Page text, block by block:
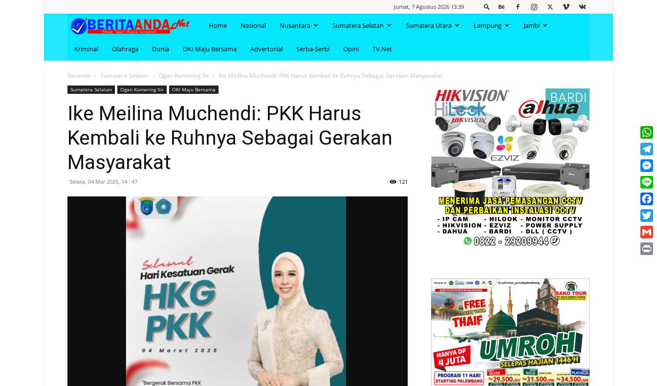
Jumat, 7 Agustus 2026 13:39
BERITAANDA.NET
Home Nasional Nusantara Sumatera Selatan Sumatera Utara Lampung Jambi
Kriminal Olahraga Dunia OKI Maju Bersama Advertorial Serba-Serbi Opini TV.Net
Beranda Sumatera Selatan Ogan Komering Ilir Ike Meilina Muchendi: PKK Harus Kembali ke Ruhnya Sebagai Gerakan Masyarakat
Sumatera Selatan Ogan Komering Ilir OKI Maju Bersama
Ike Meilina Muchendi: PKK Harus
Kembali ke Ruhnya Sebagai Gerakan
Masyarakat
Selasa, 04 Mar 2025, 14 : 47 121
Line